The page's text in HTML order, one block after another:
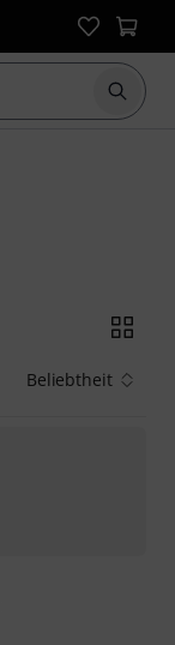
Suche
Beliebtheit